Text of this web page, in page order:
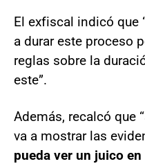
El exfiscal indicó que
a durar este proceso
reglas sobre la
este”.
Además, recalcó que
va a mostrar las
pueda ver un juico